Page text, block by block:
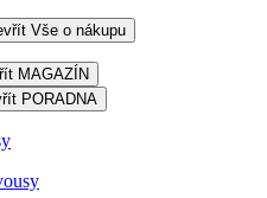
Vše o nákupu
MAGAZÍN
PORADNA